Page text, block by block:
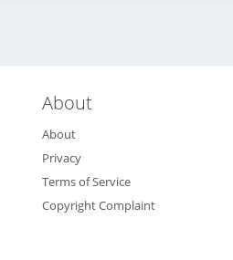
About
About
Privacy
Terms of Service
Copyright Complaint